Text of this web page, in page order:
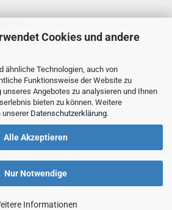
Cookies und andere
ähnliche Technologien, auch von
Funktionsweise der Website zu
Angebotes zu analysieren und Ihnen
bieten zu können. Weitere
unserer Datenschutzerklärung.
Alle Akzeptieren
Nur Notwendige
Informationen